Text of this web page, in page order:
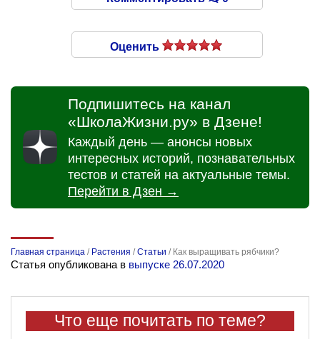
Оценить
Подпишитесь на канал
«ШколаЖизни.ру» в Дзене!
Каждый день — анонсы новых
интересных историй, познавательных
тестов и статей на актуальные темы.
Перейти в Дзен →
Главная страница / Растения /Статьи / Как выращивать рябчики?
Статья опубликована в выпуске 26.07.2020
Что еще почитать по теме?